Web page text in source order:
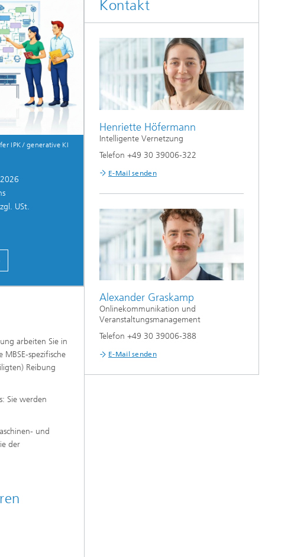
IPK / generative KI
USt.
arbeiten Sie in
spezifische
Reibung
Sie werden
und
der
Kontakt
Henriette Höfermann
Intelligente Vernetzung
Telefon +49 30 39006-322
E-Mail senden
Alexander Graskamp
Onlinekommunikation und
Veranstaltungsmanagement
Telefon +49 30 39006-388
E-Mail senden